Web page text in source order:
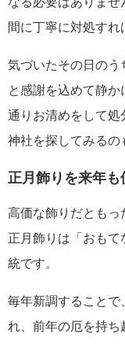
間に丁寧に対処すれ
気づいたその日のう
と感謝を込めて静
通りお清めをして処
神社を探してみるの
正月飾りを来年も
高価な飾りだともっ
正月飾りは「おも
統です。
毎年新調することで
れ、前年の厄を持ち